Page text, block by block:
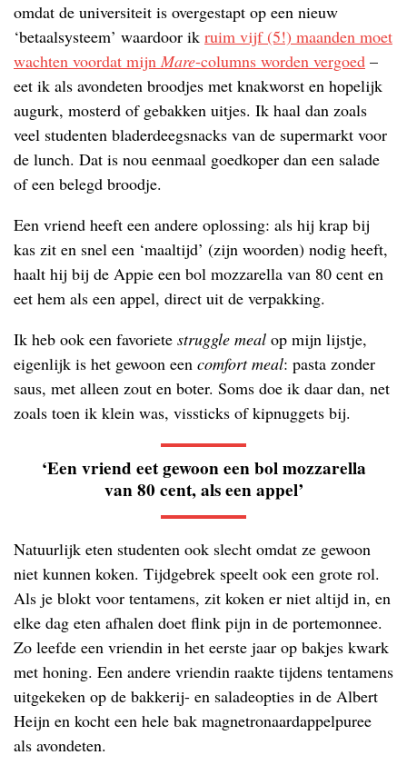
omdat de universiteit is overgestapt op een nieuw
‘betaalsysteem’ waardoor ik ruim vijf (5!) maanden moet
wachten voordat mijn Mare-columns worden vergoed –
eet ik als avondeten broodjes met knakworst en hopelijk
augurk, mosterd of gebakken uitjes. Ik haal dan zoals
veel studenten bladerdeegsnacks van de supermarkt voor
de lunch. Dat is nou eenmaal goedkoper dan een salade
of een belegd broodje.
Een vriend heeft een andere oplossing: als hij krap bij
kas zit en snel een ‘maaltijd’ (zijn woorden) nodig heeft,
haalt hij bij de Appie een bol mozzarella van 80 cent en
eet hem als een appel, direct uit de verpakking.
Ik heb ook een favoriete struggle meal op mijn lijstje,
eigenlijk is het gewoon een comfort meal: pasta zonder
saus, met alleen zout en boter. Soms doe ik daar dan, net
zoals toen ik klein was, vissticks of kipnuggets bij.
‘Een vriend eet gewoon een bol mozzarella
van 80 cent, als een appel’
Natuurlijk eten studenten ook slecht omdat ze gewoon
niet kunnen koken. Tijdgebrek speelt ook een grote rol.
Als je blokt voor tentamens, zit koken er niet altijd in, en
elke dag eten afhalen doet flink pijn in de portemonnee.
Zo leefde een vriendin in het eerste jaar op bakjes kwark
met honing. Een andere vriendin raakte tijdens tentamens
uitgekeken op de bakkerij- en saladeopties in de Albert
Heijn en kocht een hele bak magnetronaardappelpuree
als avondeten.